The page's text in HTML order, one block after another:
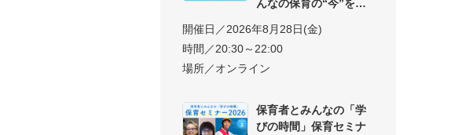
んなの保育の“今”を交
開催日／2026年8月28日(金)
時間／20:30～22:00
場所／オンライン
保育者とみんなの「学
びの時間」保育セミナ